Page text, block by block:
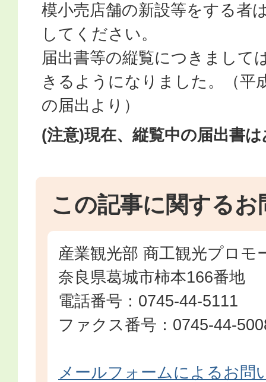
模小売店舗の新設等をする者
してください。
届出書等の縦覧につきまして
きるようになりました。（平
の届出より）
(注意)現在、縦覧中の届出書
この記事に関するお
産業観光部 商工観光プロモ
奈良県葛城市柿本166番地
電話番号：0745-44-5111
ファクス番号：0745-44-
メールフォームによるお問